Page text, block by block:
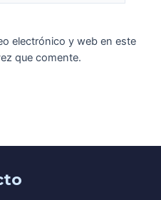
electrónico y web en este
que comente.